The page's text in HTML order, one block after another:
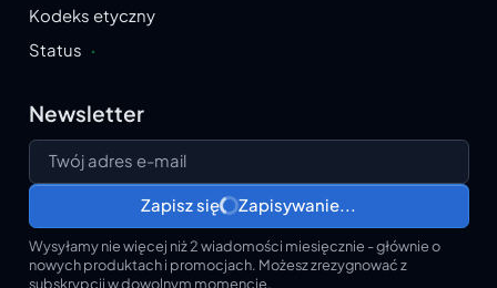
Kodeks etyczny
Status ·
Newsletter
Twój adres e-mail
Zapisz się Zapisywanie...
Wysyłamy nie więcej niż 2 wiadomości miesięcznie - głównie o
nowych produktach i promocjach. Możesz zrezygnować z
subskrypcji w dowolnym momencie.